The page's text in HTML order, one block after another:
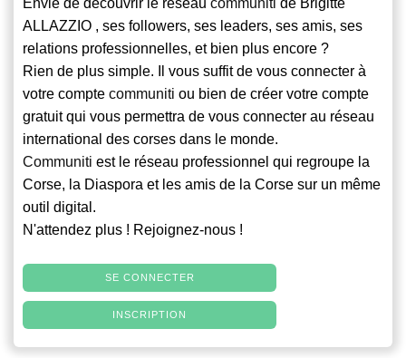
Envie de découvrir le réseau communiti de Brigitte
ALLAZZIO , ses followers, ses leaders, ses amis, ses
relations professionnelles, et bien plus encore ?
Rien de plus simple. Il vous suffit de vous connecter à
votre compte communiti ou bien de créer votre compte
gratuit qui vous permettra de vous connecter au réseau
international des corses dans le monde.
Communiti est le réseau professionnel qui regroupe la
Corse, la Diaspora et les amis de la Corse sur un même
outil digital.
N'attendez plus ! Rejoignez-nous !
SE CONNECTER
INSCRIPTION